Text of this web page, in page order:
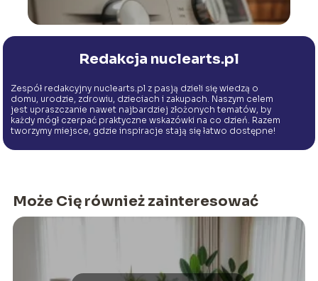
Redakcja nuclearts.pl
Zespół redakcyjny nuclearts.pl z pasją dzieli się wiedzą o
domu, urodzie, zdrowiu, dzieciach i zakupach. Naszym celem
jest upraszczanie nawet najbardziej złożonych tematów, by
każdy mógł czerpać praktyczne wskazówki na co dzień. Razem
tworzymy miejsce, gdzie inspiracje stają się łatwo dostępne!
Może Cię również zainteresować